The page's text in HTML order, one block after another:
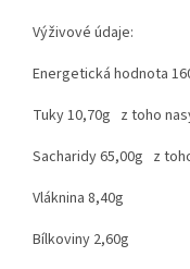
Výživové údaje:
Energetická hodnota
Tuky 10,70g z toho
Sacharidy 65,00g z
Vláknina 8,40g
Bílkoviny 2,60g